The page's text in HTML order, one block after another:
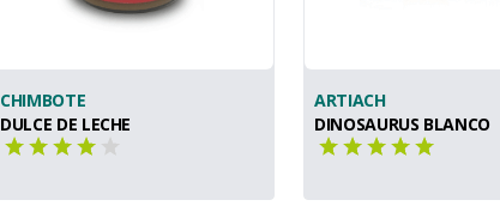
CHIMBOTE
DULCE DE LECHE
ARTIACH
DINOSAURUS BLANCO